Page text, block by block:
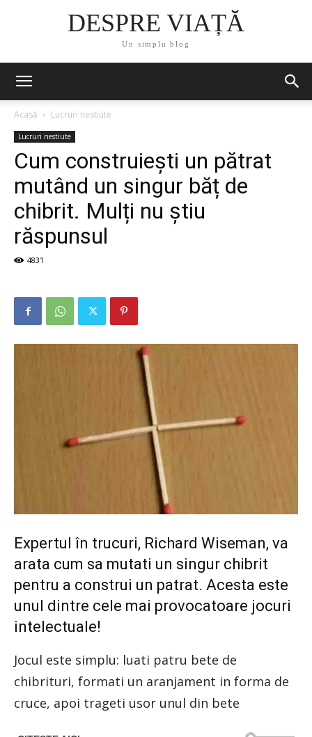
DESPRE VIAȚĂ
Un simplu blog
Acasă Lucruri nestiute
Lucruri nestiute
Cum construiești un pătrat
mutând un singur băț de
chibrit. Mulți nu știu
răspunsul
4831
Expertul în trucuri, Richard Wiseman, va
arata cum sa mutati un singur chibrit
pentru a construi un patrat. Acesta este
unul dintre cele mai provocatoare jocuri
intelectuale!
Jocul este simplu: luati patru bete de
chibrituri, formati un aranjament in forma de
cruce, apoi trageti usor unul din bete